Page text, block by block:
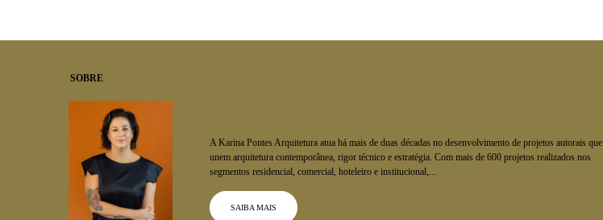
SOBRE
A Karina Pontes Arquitetura atua há mais de duas décadas no desenvolvimento de projetos autorais que
unem arquitetura contemporânea, rigor técnico e estratégia. Com mais de 600 projetos realizados nos
segmentos residencial, comercial, hoteleiro e institucional,...
SAIBA MAIS